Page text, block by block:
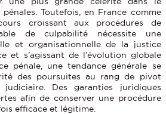
Toutefois, en France comme
croissant aux procédures de
de culpabilité nécessite une
et organisationnelle de la justice
et s’agissant de l’évolution globale
pénale, une tendance générale se
des poursuites au rang de pivot
Des garanties juridiques
afin de conserver une procédure
efficace et légitime.